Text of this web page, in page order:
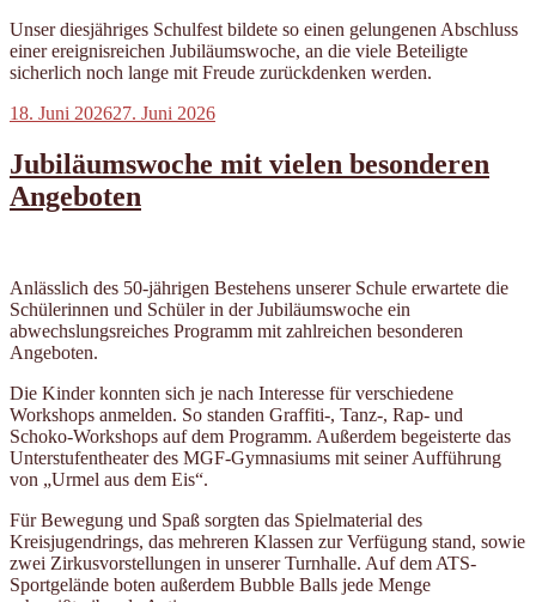
Unser diesjähriges Schulfest bildete so einen gelungenen Abschluss
einer ereignisreichen Jubiläumswoche, an die viele Beteiligte
sicherlich noch lange mit Freude zurückdenken werden.
Veröffentlicht
18. Juni 202627. Juni 2026
Jubiläumswoche mit vielen besonderen
Angeboten
Anlässlich des 50-jährigen Bestehens unserer Schule erwartete die
Schülerinnen und Schüler in der Jubiläumswoche ein
abwechslungsreiches Programm mit zahlreichen besonderen
Angeboten.
Die Kinder konnten sich je nach Interesse für verschiedene
Workshops anmelden. So standen Graffiti-, Tanz-, Rap- und
Schoko-Workshops auf dem Programm. Außerdem begeisterte das
Unterstufentheater des MGF-Gymnasiums mit seiner Aufführung
von „Urmel aus dem Eis“.
Für Bewegung und Spaß sorgten das Spielmaterial des
Kreisjugendrings, das mehreren Klassen zur Verfügung stand, sowie
zwei Zirkusvorstellungen in unserer Turnhalle. Auf dem ATS-
Sportgelände boten außerdem Bubble Balls jede Menge